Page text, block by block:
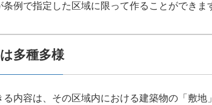
例で指定した区域に限って作ることができま
多種多様
内容は、その区域内における建築物の「敷